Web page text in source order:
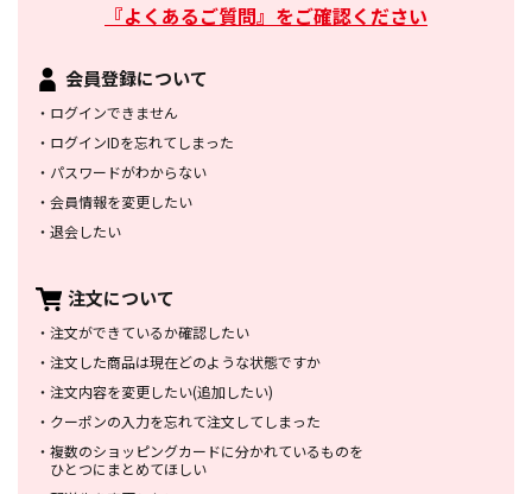
『よくあるご質問』をご確認ください
会員登録について
・ ログインできません
・ ログインIDを忘れてしまった
・ パスワードがわからない
・ 会員情報を変更したい
・ 退会したい
注文について
・ 注文ができているか確認したい
・ 注文した商品は現在どのような状態ですか
・ 注文内容を変更したい(追加したい)
・ クーポンの入力を忘れて注文してしまった
・ 複数のショッピングカードに分かれているものを
ひとつにまとめてほしい